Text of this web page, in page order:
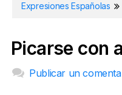
Expresiones Españolas
Picarse con
Publicar un